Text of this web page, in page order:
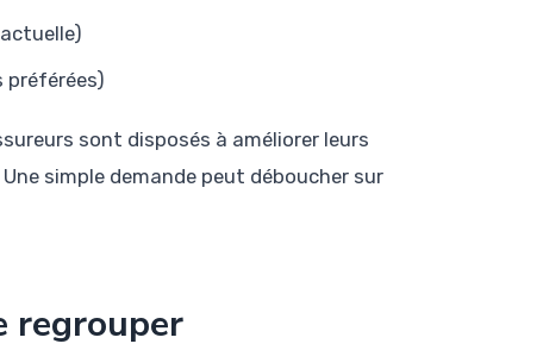
préférées)
sont disposés à améliorer leurs
simple demande peut déboucher sur
regrouper